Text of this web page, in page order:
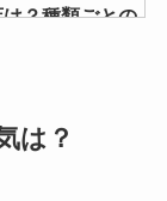
？種類ごとの
所はどこ？コ
は？